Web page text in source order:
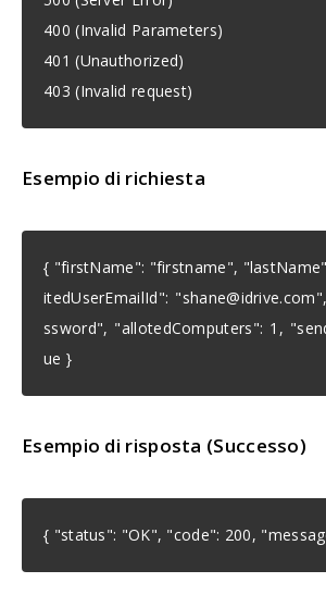
400 (Invalid Parameters)
401 (Unauthorized)
403 (Invalid request)
Esempio di richiesta
{ "firstName": "firstname",
itedUserEmailId": "shane@idrive.com
ssword", "allotedComputers": 1,
ue }
Esempio di risposta (Successo)
{ "status": "OK", "code": 200,